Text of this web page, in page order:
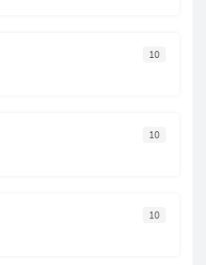
10
10
10